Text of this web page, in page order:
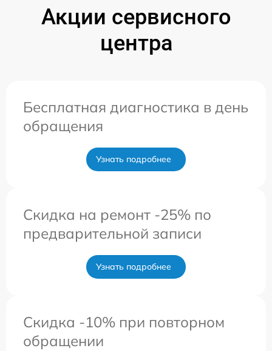
Акции сервисного
центра
Бесплатная диагностика в день
обращения
Узнать подробнее
Скидка на ремонт -25% по
предварительной записи
Узнать подробнее
Скидка -10% при повторном
обращении